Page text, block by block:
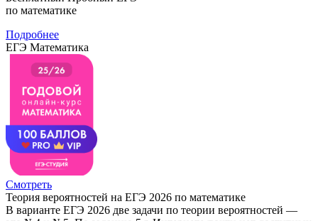
по математике
Подробнее
ЕГЭ Математика
Смотреть
Теория вероятностей на ЕГЭ 2026 по математике
В варианте ЕГЭ 2026 две задачи по теории вероятностей —